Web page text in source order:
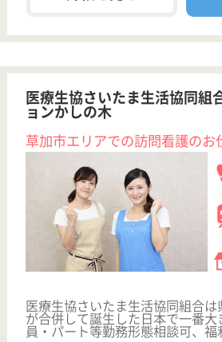
詳細を見る WEB問合せ
秀峰会 グループホーム銀河の詩
社会福祉法人ならではのキャリアアップ、職員と
職員家族を含めた福利厚生が魅力的です♪
鶴見区鶴見中央
鶴見駅徒歩15分
グループホーム,
デイサービス,
介...
ご利用者が最期まで住み慣れたご自宅で暮らし続けら
れる環境づくり、 さらには地域包括ケアシステム構
サービス提供責任者 正社員(日勤のみ)
給与
月給：262,000円〜278,000円